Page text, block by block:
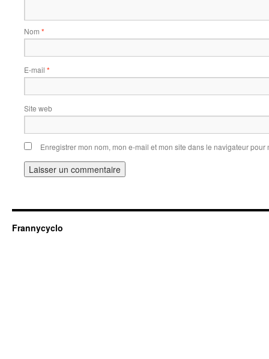
Nom *
E-mail *
Site web
Enregistrer mon nom, mon e-mail et mon site dans le navigateur
Frannycyclo